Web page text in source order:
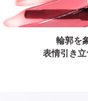
輪郭を
表情引き立